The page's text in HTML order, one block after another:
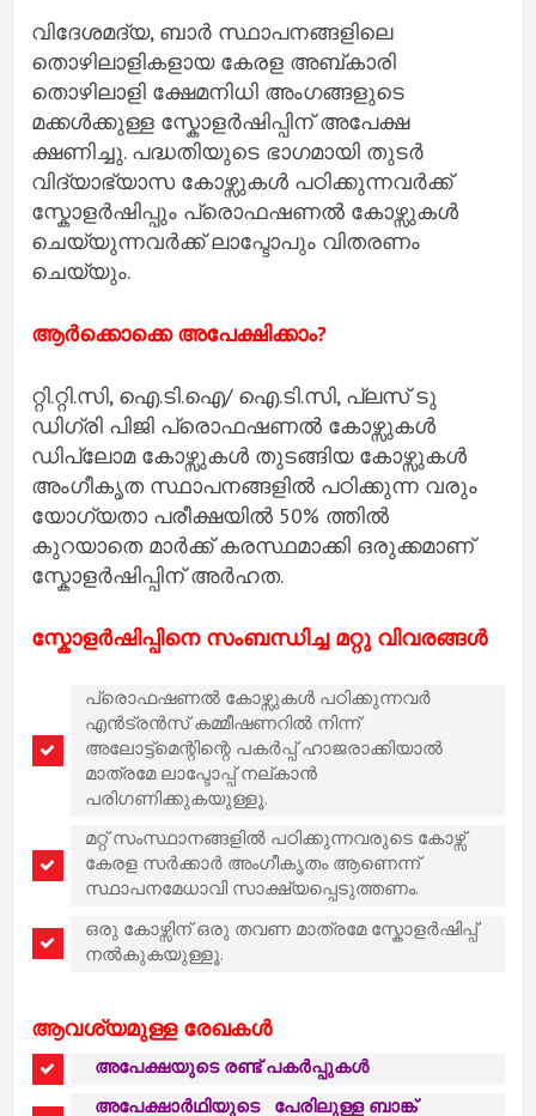
വിദേശമദ്യ, ബാർ സ്ഥാപനങ്ങളിലെ
തൊഴിലാളികളായ കേരള അബ്കാരി
തൊഴിലാളി ക്ഷേമനിധി അംഗങ്ങളുടെ
മക്കൾക്കുള്ള സ്കോളർഷിപ്പിന് അപേക്ഷ
ക്ഷണിച്ചു. പദ്ധതിയുടെ ഭാഗമായി തുടർ
വിദ്യാഭ്യാസ കോഴ്സുകൾ പഠിക്കുന്നവർക്ക്
സ്കോളർഷിപ്പും പ്രൊഫഷണൽ കോഴ്സുകൾ
ചെയ്യുന്നവർക്ക് ലാപ്ടോപും വിതരണം
ചെയ്യും.
ആർക്കൊക്കെ അപേക്ഷിക്കാം?
റ്റി.റ്റി.സി, ഐ.ടി.ഐ/ ഐ.ടി.സി, പ്ലസ് ടു
ഡിഗ്രി പിജി പ്രൊഫഷണൽ കോഴ്സുകൾ
ഡിപ്ലോമ കോഴ്സുകൾ തുടങ്ങിയ കോഴ്സുകൾ
അംഗീകൃത സ്ഥാപനങ്ങളിൽ പഠിക്കുന്ന വരും
യോഗ്യതാ പരീക്ഷയിൽ 50% ത്തിൽ
കുറയാതെ മാർക്ക് കരസ്ഥമാക്കി ഒരുക്കമാണ്
സ്കോളർഷിപ്പിന് അർഹത.
സ്കോളർഷിപ്പിനെ സംബന്ധിച്ച മറ്റു വിവരങ്ങൾ
പ്രൊഫഷണൽ കോഴ്സുകൾ പഠിക്കുന്നവർ
എൻട്രൻസ് കമ്മീഷണറിൽ നിന്ന്
അലോട്ട്മെന്റിന്റെ പകർപ്പ് ഹാജരാക്കിയാൽ
മാത്രമേ ലാപ്ടോപ്പ് നല്കാൻ
പരിഗണിക്കുകയുള്ളൂ.
മറ്റ് സംസ്ഥാനങ്ങളിൽ പഠിക്കുന്നവരുടെ കോഴ്സ്
കേരള സർക്കാർ അംഗീകൃതം ആണെന്ന്
സ്ഥാപനമേധാവി സാക്ഷ്യപ്പെടുത്തണം.
ഒരു കോഴ്സിന് ഒരു തവണ മാത്രമേ സ്കോളർഷിപ്പ്
നൽകുകയുള്ളൂ.
ആവശ്യമുള്ള രേഖകൾ
അപേക്ഷയുടെ രണ്ട് പകർപ്പുകൾ
അപേക്ഷാർഥിയുടെ
പേരിലുള്ള ബാങ്ക്